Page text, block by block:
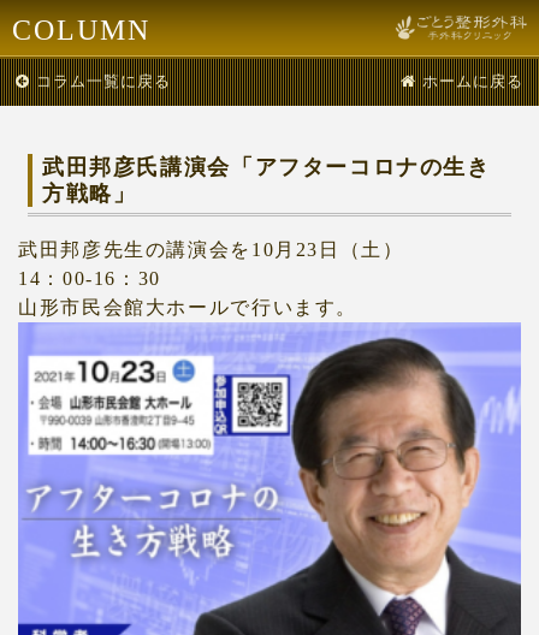
COLUMN
コラム一覧に戻る ホームに戻る
武田邦彦氏講演会「アフターコロナの生き
方戦略」
武田邦彦先生の講演会を10月23日（土）
14：00-16：30
山形市民会館大ホールで行います。